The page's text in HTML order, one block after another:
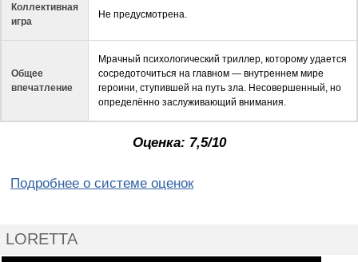
Коллективная
игра
Не предусмотрена.
Общее
впечатление
Мрачный психологический триллер, которому удается
сосредоточиться на главном — внутреннем мире
героини, ступившей на путь зла. Несовершенный, но
определённо заслуживающий внимания.
Оценка: 7,5/10
Подробнее о системе оценок
LORETTA